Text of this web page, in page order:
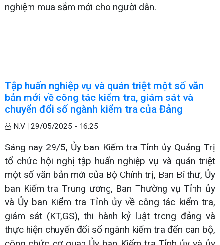
nghiệm mua sắm mới cho người dân.
Tập huấn nghiệp vụ và quán triệt một số văn
bản mới về công tác kiểm tra, giám sát và
chuyển đổi số ngành kiểm tra của Đảng
N.V | 29/05/2025 - 16:25
Sáng nay 29/5, Ủy ban Kiểm tra Tỉnh ủy Quảng Trị
tổ chức hội nghị tập huấn nghiệp vụ và quán triệt
một số văn bản mới của Bộ Chính trị, Ban Bí thư, Ủy
ban Kiểm tra Trung ương, Ban Thường vụ Tỉnh ủy
và Ủy ban Kiểm tra Tỉnh ủy về công tác kiểm tra,
giám sát (KT,GS), thi hành kỷ luật trong đảng và
thực hiện chuyển đổi số ngành kiểm tra đến cán bộ,